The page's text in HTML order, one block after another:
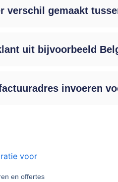
verschil gemaakt
uit bijvoorbeeld
invoeren
en offertes